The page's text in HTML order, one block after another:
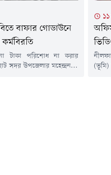
বাফার গোডাউনে
টাকা পরিশোধ না করার
সদর উপজেলার মহেন্দ্রনগর
(ভূমি)